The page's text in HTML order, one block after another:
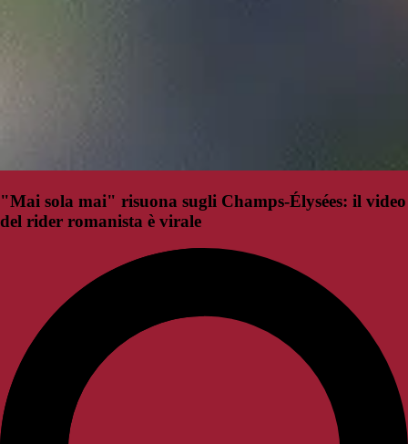
"Mai sola mai" risuona sugli Champs-Élysées: il video
del rider romanista è virale